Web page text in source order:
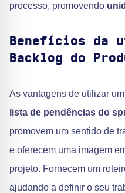
processo, promovendo
Benefícios da
Backlog do
As vantagens de utilizar um
lista de pendências do
promovem um sentido de
e oferecem uma imagem
projeto. Fornecem um
ajudando a definir o seu